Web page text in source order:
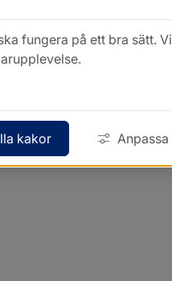
fungera på ett bra sätt.
kakor